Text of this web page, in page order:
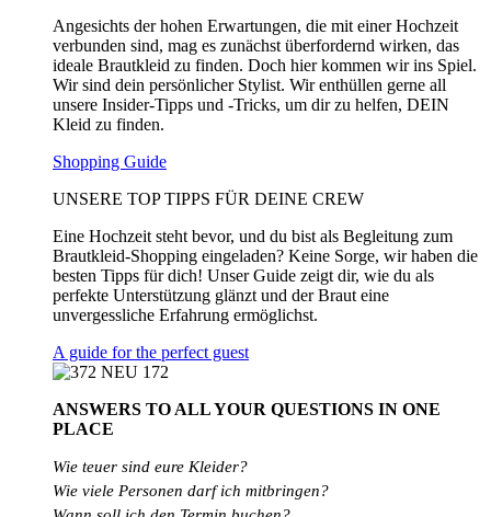
Angesichts der hohen Erwartungen, die mit einer Hochzeit
verbunden sind, mag es zunächst überfordernd wirken, das
ideale Brautkleid zu finden. Doch hier kommen wir ins Spiel.
Wir sind dein persönlicher Stylist. Wir enthüllen gerne all
unsere Insider-Tipps und -Tricks, um dir zu helfen, DEIN
Kleid zu finden.
Shopping Guide
UNSERE TOP TIPPS FÜR DEINE CREW
Eine Hochzeit steht bevor, und du bist als Begleitung zum
Brautkleid-Shopping eingeladen? Keine Sorge, wir haben die
besten Tipps für dich! Unser Guide zeigt dir, wie du als
perfekte Unterstützung glänzt und der Braut eine
unvergessliche Erfahrung ermöglichst.
A guide for the perfect guest
ANSWERS TO ALLYOUR QUESTIONS IN ONE
PLACE
Wie teuer sind eure Kleider?
Wie viele Personen darf ich mitbringen?